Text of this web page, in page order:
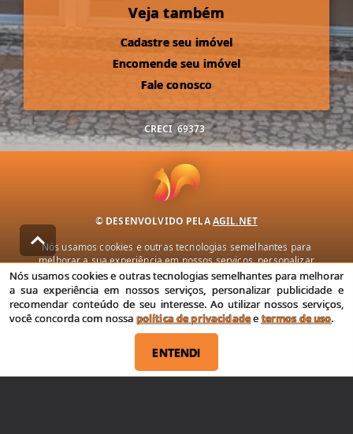
Veja também
Cadastre seu imóvel
Encomende seu imóvel
Fale conosco
CRECI 69373
© DESENVOLVIDO PELAAGIL.NET
Nós usamos cookies e outras tecnologias semelhantes para
melhorar a sua experiência em nossos serviços, personalizar
publicidade e recomendar conteúdo de seu interesse. Ao utilizar
nossos serviços, você concorda com nossa política de privacidade e
termos de uso.
Política de Privacidade Termos de uso
Nós usamos cookies e outras tecnologias semelhantes para melhorar
a sua experiência em nossos serviços, personalizar publicidade e
recomendar conteúdo de seu interesse. Ao utilizar nossos serviços,
você concorda com nossa política de privacidadeetermos de uso.
ENTENDI